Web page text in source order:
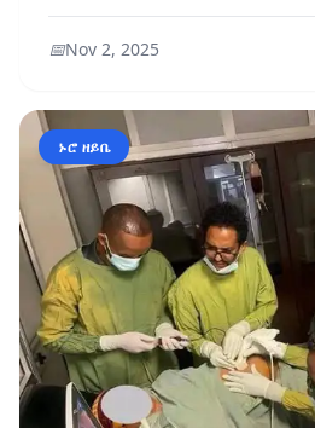
📅Nov 2, 2025
ኑሮ ዘይቤ